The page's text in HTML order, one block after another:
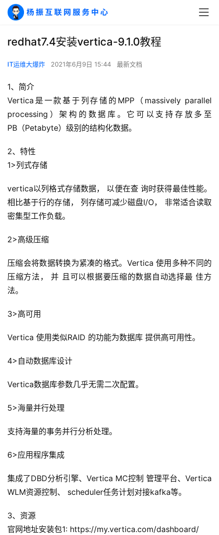
redhat7.4安装vertica-9.1.0教程
IT运维大爆炸 2021年6月9日 15:44 最新文档
1、简介
Vertica是一款基于列存储的MPP（massively parallel
processing）架构的数据库。它可以支持存放多至
PB（Petabyte）级别的结构化数据。
2、特性
1>列式存储
vertica以列格式存储数据， 以便在查 询时获得最佳性能。
相比基于行的存储， 列存储可减少磁盘I/O， 非常适合读取
密集型工作负载。
2>高级压缩
压缩会将数据转换为紧凑的格式。Vertica 使用多种不同的
压缩方法， 并 且可以根据要压缩的数据自动选择最 佳方
法。
3>高可用
Vertica 使用类似RAID 的功能为数据库 提供高可用性。
4>自动数据库设计
Vertica数据库参数几乎无需二次配置。
5>海量并行处理
支持海量的事务并行分析处理。
6>应用程序集成
集成了DBD分析引擎、Vertica MC控制 管理平台、Vertica
WLM资源控制、 scheduler任务计划对接kafka等。
3、资源
官网地址安装包1: https://my.vertica.com/dashboard/